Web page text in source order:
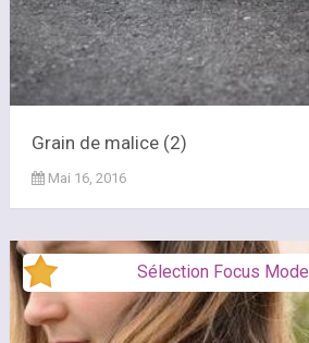
Grain de malice (2)
Mai 16, 2016
Sélection Focus Mode